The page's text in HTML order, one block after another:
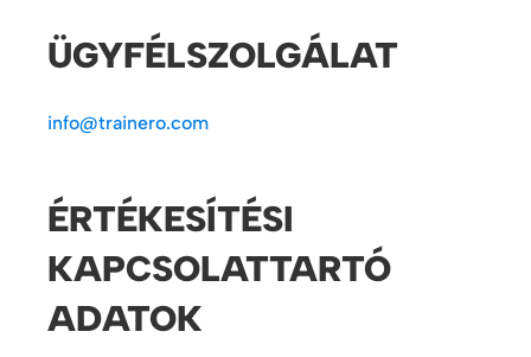
ÜGYFÉLSZOLGÁLAT
info@trainero.com
ÉRTÉKESÍTÉSI
KAPCSOLATTARTÓ
ADATOK